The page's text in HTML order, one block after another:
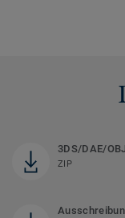
3DS/DAE/
ZIP